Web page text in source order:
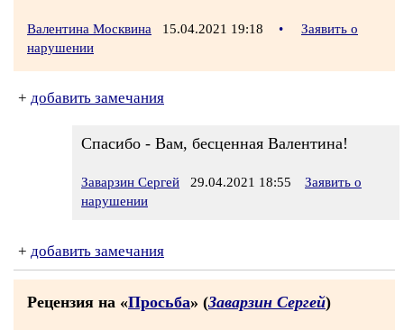
Валентина Москвина 15.04.2021 19:18 •
Заявить о
нарушении
+ добавить замечания
Спасибо - Вам, бесценная Валентина!
Заварзин Сергей 29.04.2021 18:55
Заявить о
нарушении
+ добавить замечания
Рецензия на «Просьба» (Заварзин Сергей)